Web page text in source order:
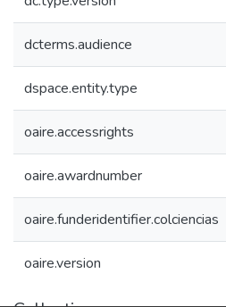
dcterms.audience
dspace.entity.type
oaire.accessrights
oaire.awardnumber
oaire.funderidentifier.colciencias
oaire.version